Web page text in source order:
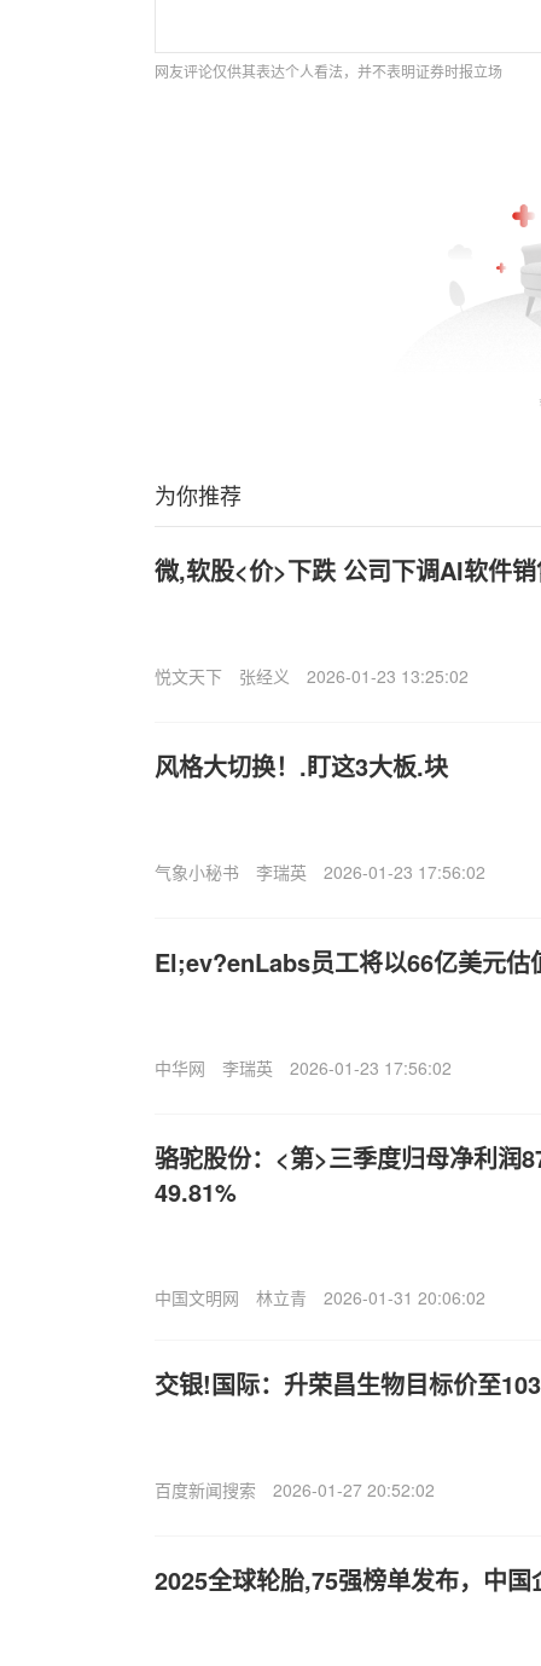
网友评论仅供其表达个人看法，并不表明证券时报立场
为你推荐
微,软股<价>下跌 公司下调AI软件
悦文天下 张经义 2026-01-23 13:25:02
风格大切换！.盯这3大板.块
气象小秘书 李瑞英 2026-01-23 17:56:02
El;ev?enLabs员工将以66亿美元估
中华网 李瑞英 2026-01-23 17:56:02
骆驼股份：<第>三季度归母净利润
49.81%
中国文明网 林立青 2026-01-31 20:06:02
交银!国际：升荣昌生物目标价至
百度新闻搜索 2026-01-27 20:52:02
2025全球轮胎,75强榜单发布，中